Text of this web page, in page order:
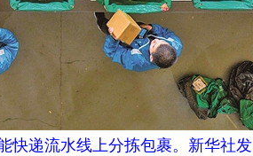
快递流水线上分拣包裹。新华社发